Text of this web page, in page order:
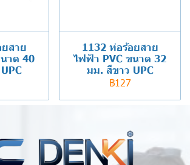
สาย
าด 40
1132 ท่อร้อยสาย
ไฟฟ้า PVC ขนาด 32
มม. สีขาว UPC
฿127